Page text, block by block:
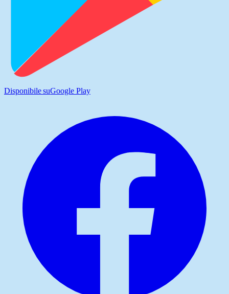
Disponibile suGoogle Play